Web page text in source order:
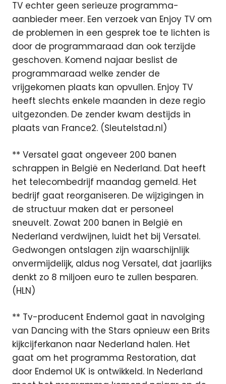
TV echter geen serieuze programma-
aanbieder meer. Een verzoek van Enjoy TV om
de problemen in een gesprek toe te lichten is
door de programmaraad dan ook terzijde
geschoven. Komend najaar beslist de
programmaraad welke zender de
vrijgekomen plaats kan opvullen. Enjoy TV
heeft slechts enkele maanden in deze regio
uitgezonden. De zender kwam destijds in
plaats van France2. (Sleutelstad.nl)
** Versatel gaat ongeveer 200 banen
schrappen in België en Nederland. Dat heeft
het telecombedrijf maandag gemeld. Het
bedrijf gaat reorganiseren. De wijzigingen in
de structuur maken dat er personeel
sneuvelt. Zowat 200 banen in België en
Nederland verdwijnen, luidt het bij Versatel.
Gedwongen ontslagen zijn waarschijnlijk
onvermijdelijk, aldus nog Versatel, dat jaarlijks
denkt zo 8 miljoen euro te zullen besparen.
(HLN)
** Tv-producent Endemol gaat in navolging
van Dancing with the Stars opnieuw een Brits
kijkcijferkanon naar Nederland halen. Het
gaat om het programma Restoration, dat
door Endemol UK is ontwikkeld. In Nederland